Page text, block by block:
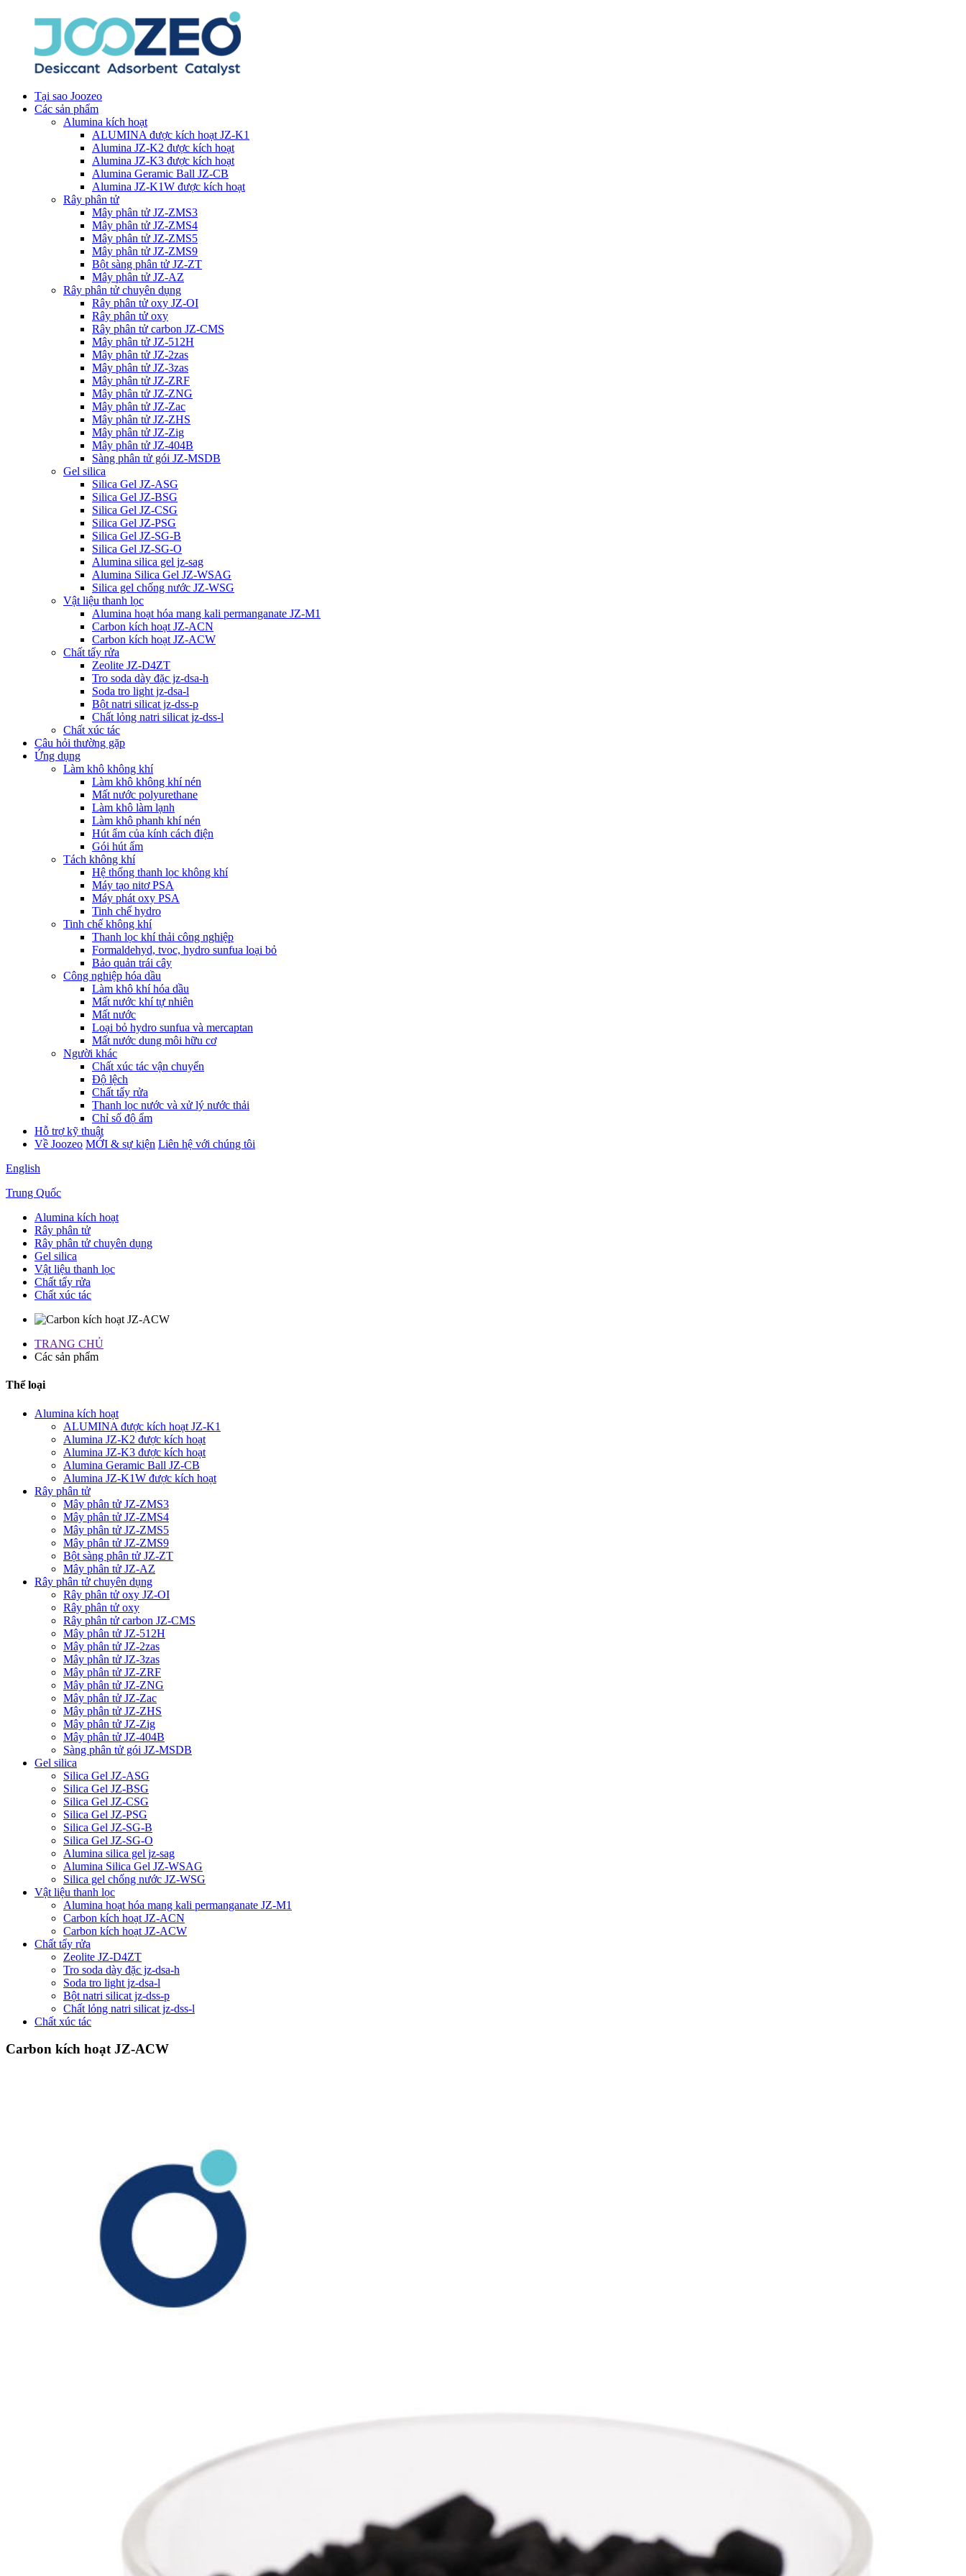
Tại sao Joozeo
Các sản phẩm
Alumina kích hoạt
ALUMINA được kích hoạt JZ-K1
Alumina JZ-K2 được kích hoạt
Alumina JZ-K3 được kích hoạt
Alumina Geramic Ball JZ-CB
Alumina JZ-K1W được kích hoạt
Rây phân tử
Mây phân tử JZ-ZMS3
Mây phân tử JZ-ZMS4
Mây phân tử JZ-ZMS5
Mây phân tử JZ-ZMS9
Bột sàng phân tử JZ-ZT
Mây phân tử JZ-AZ
Rây phân tử chuyên dụng
Rây phân tử oxy JZ-OI
Rây phân tử oxy
Rây phân tử carbon JZ-CMS
Mây phân tử JZ-512H
Mây phân tử JZ-2zas
Mây phân tử JZ-3zas
Mây phân tử JZ-ZRF
Mây phân tử JZ-ZNG
Mây phân tử JZ-Zac
Mây phân tử JZ-ZHS
Mây phân tử JZ-Zig
Mây phân tử JZ-404B
Sàng phân tử gói JZ-MSDB
Gel silica
Silica Gel JZ-ASG
Silica Gel JZ-BSG
Silica Gel JZ-CSG
Silica Gel JZ-PSG
Silica Gel JZ-SG-B
Silica Gel JZ-SG-O
Alumina silica gel jz-sag
Alumina Silica Gel JZ-WSAG
Silica gel chống nước JZ-WSG
Vật liệu thanh lọc
Alumina hoạt hóa mang kali permanganate JZ-M1
Carbon kích hoạt JZ-ACN
Carbon kích hoạt JZ-ACW
Chất tẩy rửa
Zeolite JZ-D4ZT
Tro soda dày đặc jz-dsa-h
Soda tro light jz-dsa-l
Bột natri silicat jz-dss-p
Chất lỏng natri silicat jz-dss-l
Chất xúc tác
Câu hỏi thường gặp
Ứng dụng
Làm khô không khí
Làm khô không khí nén
Mất nước polyurethane
Làm khô làm lạnh
Làm khô phanh khí nén
Hút ẩm của kính cách điện
Gói hút ẩm
Tách không khí
Hệ thống thanh lọc không khí
Máy tạo nitơ PSA
Máy phát oxy PSA
Tinh chế hydro
Tinh chế không khí
Thanh lọc khí thải công nghiệp
Formaldehyd, tvoc, hydro sunfua loại bỏ
Bảo quản trái cây
Công nghiệp hóa dầu
Làm khô khí hóa dầu
Mất nước khí tự nhiên
Mất nước
Loại bỏ hydro sunfua và mercaptan
Mất nước dung môi hữu cơ
Người khác
Chất xúc tác vận chuyển
Độ lệch
Chất tẩy rửa
Thanh lọc nước và xử lý nước thải
Chỉ số độ ẩm
Hỗ trợ kỹ thuật
Về Joozeo MỚI & sự kiện Liên hệ với chúng tôi
English
Trung Quốc
Alumina kích hoạt
Rây phân tử
Rây phân tử chuyên dụng
Gel silica
Vật liệu thanh lọc
Chất tẩy rửa
Chất xúc tác
TRANG CHỦ
Các sản phẩm
Thể loại
Alumina kích hoạt
ALUMINA được kích hoạt JZ-K1
Alumina JZ-K2 được kích hoạt
Alumina JZ-K3 được kích hoạt
Alumina Geramic Ball JZ-CB
Alumina JZ-K1W được kích hoạt
Rây phân tử
Mây phân tử JZ-ZMS3
Mây phân tử JZ-ZMS4
Mây phân tử JZ-ZMS5
Mây phân tử JZ-ZMS9
Bột sàng phân tử JZ-ZT
Mây phân tử JZ-AZ
Rây phân tử chuyên dụng
Rây phân tử oxy JZ-OI
Rây phân tử oxy
Rây phân tử carbon JZ-CMS
Mây phân tử JZ-512H
Mây phân tử JZ-2zas
Mây phân tử JZ-3zas
Mây phân tử JZ-ZRF
Mây phân tử JZ-ZNG
Mây phân tử JZ-Zac
Mây phân tử JZ-ZHS
Mây phân tử JZ-Zig
Mây phân tử JZ-404B
Sàng phân tử gói JZ-MSDB
Gel silica
Silica Gel JZ-ASG
Silica Gel JZ-BSG
Silica Gel JZ-CSG
Silica Gel JZ-PSG
Silica Gel JZ-SG-B
Silica Gel JZ-SG-O
Alumina silica gel jz-sag
Alumina Silica Gel JZ-WSAG
Silica gel chống nước JZ-WSG
Vật liệu thanh lọc
Alumina hoạt hóa mang kali permanganate JZ-M1
Carbon kích hoạt JZ-ACN
Carbon kích hoạt JZ-ACW
Chất tẩy rửa
Zeolite JZ-D4ZT
Tro soda dày đặc jz-dsa-h
Soda tro light jz-dsa-l
Bột natri silicat jz-dss-p
Chất lỏng natri silicat jz-dss-l
Chất xúc tác
Carbon kích hoạt JZ-ACW